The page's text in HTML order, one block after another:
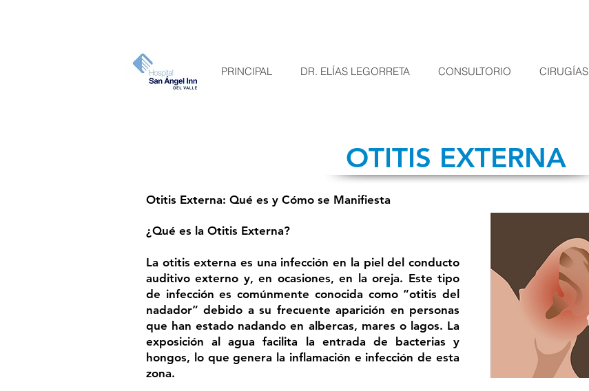
PRINCIPAL DR. ELÍAS LEGORRETA CONSULTORIO CIRUGÍAS
OTITIS EXTERNA
Otitis Externa: Qué es y Cómo se Manifiesta
¿Qué es la Otitis Externa?
La otitis externa es una infección en la piel del conducto
auditivo externo y, en ocasiones, en la oreja. Este tipo
de infección es comúnmente conocida como “otitis del
nadador” debido a su frecuente aparición en personas
que han estado nadando en albercas, mares o lagos. La
exposición al agua facilita la entrada de bacterias y
hongos, lo que genera la inflamación e infección de esta
zona.